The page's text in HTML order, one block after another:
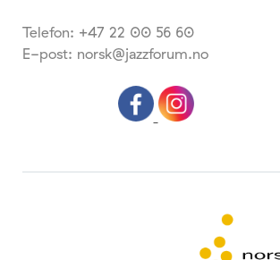
Telefon: +47 22 00 56 60
E-post: norsk@jazzforum.no